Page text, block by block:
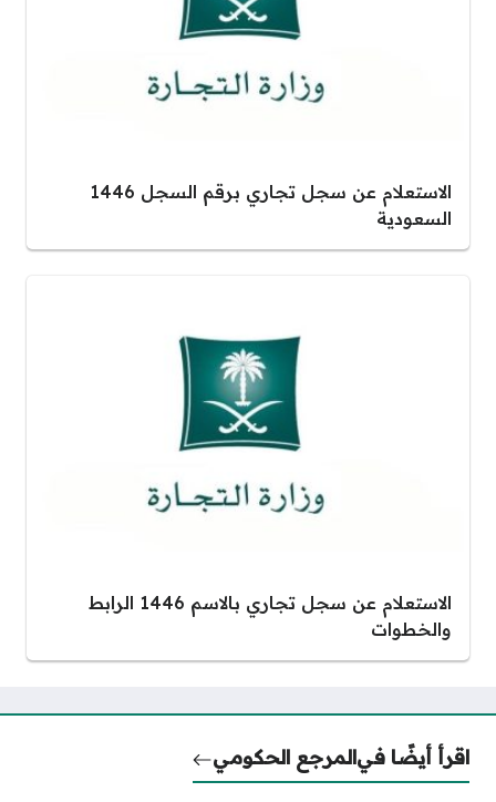
الاستعلام عن سجل تجاري برقم السجل 1446
السعودية
الاستعلام عن سجل تجاري بالاسم 1446 الرابط
والخطوات
اقرأ أيضًا فيالمرجع الحكومي